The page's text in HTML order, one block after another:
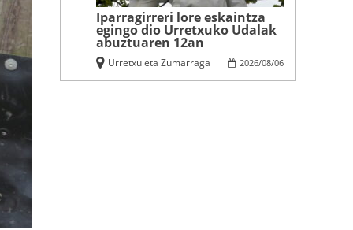
Iparragirreri lore eskaintza
egingo dio Urretxuko Udalak
abuztuaren 12an
2026/08/06
Urretxu eta Zumarraga